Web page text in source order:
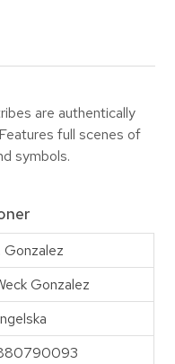
are authentically
full scenes of
symbols.
Gonzalez
Gonzalez